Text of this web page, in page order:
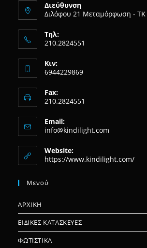
Διεύθυνση
Διλόφου 21 Μεταμόρφωση - ΤΚ
Τηλ:
210.2824551
Κιν:
6944229869
Fax:
210.2824551
Email:
info@kindilight.com
application
Website:
https://www.kindilight.com/
Μενού
ΑΡΧΙΚΗ
ΕΙΔΙΚΕΣ ΚΑΤΑΣΚΕΥΕΣ
ΦΩΤΙΣΤΙΚΑ